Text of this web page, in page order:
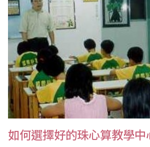
如何選擇好的珠心算教學中